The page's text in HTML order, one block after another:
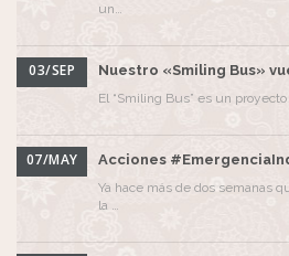
un…
03/SEP Nuestro «Smiling Bus»
El “Smiling Bus” es un
07/MAY Acciones
Ya hace más de dos semanas
la …